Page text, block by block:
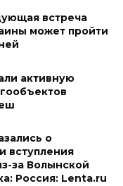
встреча
может пройти
активную
о
вступления
за Волынской
Россия: Lenta.ru